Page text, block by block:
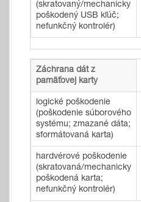
(skratovaný/mechanicky
poškodený USB kľúč;
nefunkčný kontrolér)
Záchrana dát z
pamäťovej karty
logické poškodenie
(poškodenie súborového
systému; zmazané dáta;
sformátovaná karta)
hardvérové poškodenie
(skratovaná/mechanicky
poškodená karta;
nefunkčný kontrolér)